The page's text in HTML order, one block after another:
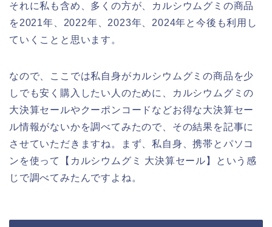
それに私も含め、多くの方が、カルシウムグミの商品
を2021年、2022年、2023年、2024年と今後も利用し
ていくことと思います。
なので、ここでは私自身がカルシウムグミの商品を少
しでも安く購入したい人のために、カルシウムグミの
大決算セールやクーポンコードなどお得な大決算セー
ル情報がないかを調べてみたので、その結果を記事に
させていただきますね。まず、私自身、携帯とパソコ
ンを使って【カルシウムグミ 大決算セール】という感
じで調べてみたんですよね。